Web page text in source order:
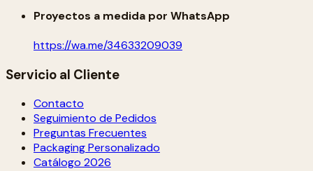
Proyectos a medida por WhatsApp
https://wa.me/34633209039
Servicio al Cliente
Contacto
Seguimiento de Pedidos
Preguntas Frecuentes
Packaging Personalizado
Catálogo 2026